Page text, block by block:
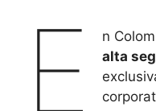
E
n
alta